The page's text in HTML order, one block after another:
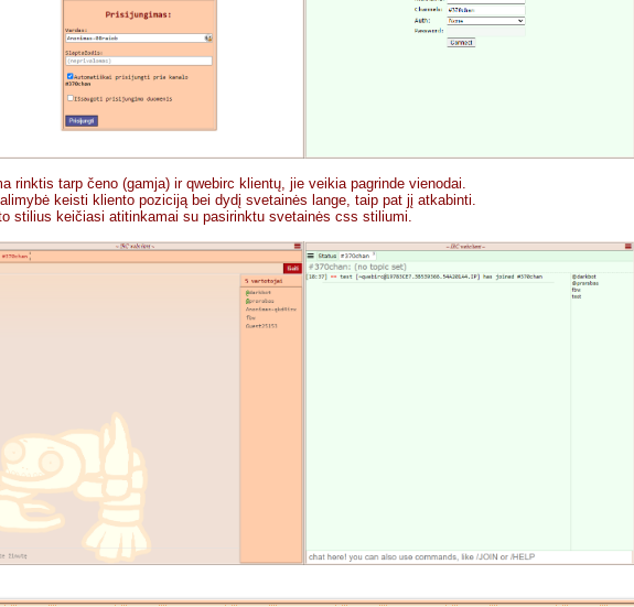
rinktis tarp čeno (gamja) ir qwebirc klientų, jie veikia pagrinde vienodai.
keisti kliento poziciją bei dydį svetainės lange, taip pat jį atkabinti.
stilius keičiasi atitinkamai su pasirinktu svetainės css stiliumi.